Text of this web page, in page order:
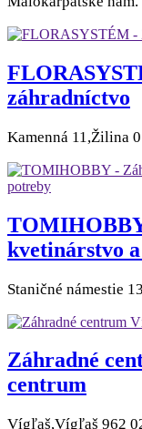
záhradníctvo
Kamenná 11,Žilina
kvetinárstvo
Staničné námestie
Záhradné
centrum
Vígľaš,Vígľaš 962